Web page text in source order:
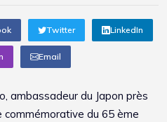
Twitter LinkedIn
Email
ambassadeur du Japon près
commémorative du 65 ème